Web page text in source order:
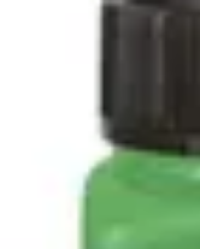
Amour et Cœurs